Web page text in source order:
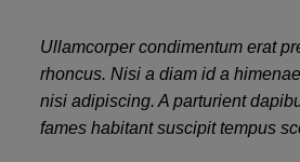
Ullamcorper condimentum erat
rhoncus. Nisi a diam id a
nisi adipiscing. A parturient
fames habitant suscipit tempus